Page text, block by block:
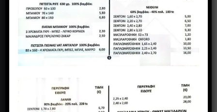
ΝΙΚΗΤΑΡΑ 5 ΕΛΕΥΘΕΡΙΑ - ΘΕΣ/ΝΙΚΗ
Υπ/μα: ΜΕΓ.ΑΛΕΞΑΝΔΡΟΥ 36, ΑΜΠΕΛΟΚΗΠΟΙ,
ΘΕΣΣΑΛΟΝΙΚΗ
2310 700 568 - 698 775 1883 2310 749 572 - 695 308
3993
mihalopoulos.texhome@gmail.com